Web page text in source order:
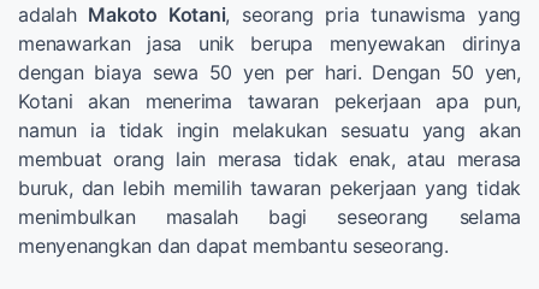
adalah Makoto Kotani, seorang pria tunawisma yang
menawarkan jasa unik berupa menyewakan dirinya
dengan biaya sewa 50 yen per hari. Dengan 50 yen,
Kotani akan menerima tawaran pekerjaan apa pun,
namun ia tidak ingin melakukan sesuatu yang akan
membuat orang lain merasa tidak enak, atau merasa
buruk, dan lebih memilih tawaran pekerjaan yang tidak
menimbulkan masalah bagi seseorang selama
menyenangkan dan dapat membantu seseorang.